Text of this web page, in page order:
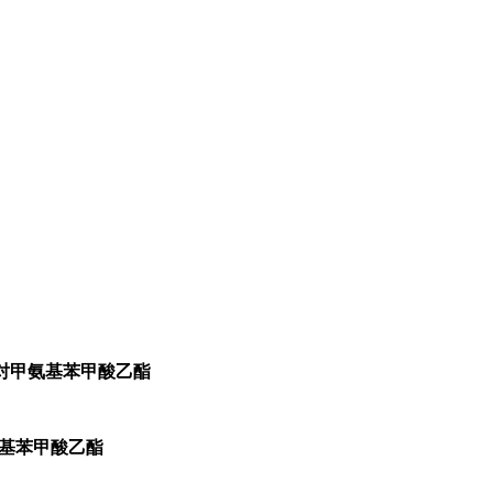
甲氨基苯甲酸乙酯
苯甲酸乙酯